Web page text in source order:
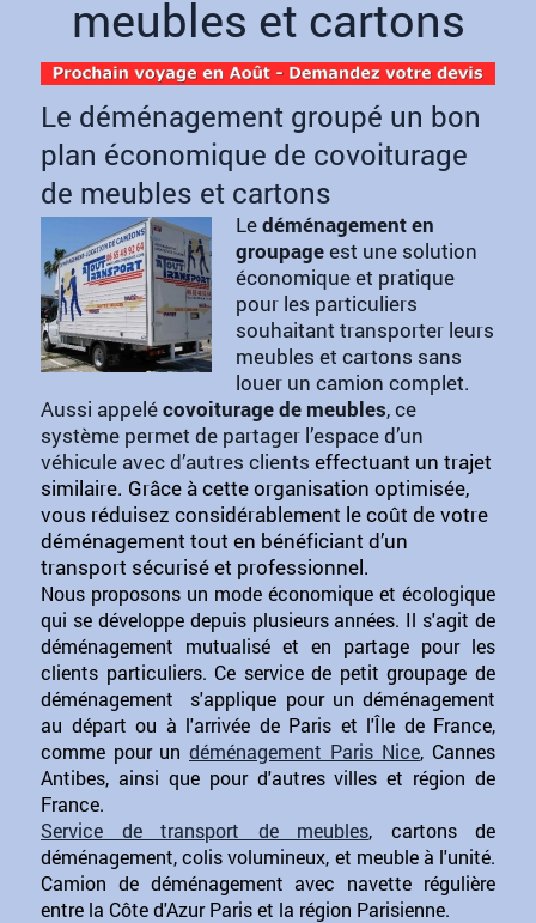
meubles et cartons
Le déménagement groupé un bon
plan économique de covoiturage
de meubles et cartons
Ledéménagement en
groupageest une solution
économique et pratique
pour les particuliers
souhaitant transporter leurs
meubles et cartons sans
louer un camion complet.
Aussi appelécovoiturage de meubles, ce
système permet de partager l’espace d’un
véhicule avec d’autres clients effectuant un trajet
similaire. Grâce à cette organisation optimisée,
vous réduisez considérablement le coût de votre
déménagement tout en bénéficiant d’un
transport sécurisé et professionnel.
Nous proposons un mode économique et écologique
qui se développe depuis plusieurs années. Il s'agit de
déménagement mutualisé et en partage pour les
clients particuliers. Ce service de petit groupage de
déménagement s'applique pour un déménagement
au départ ou à l'arrivée de Paris et l'Île de France,
comme pour un déménagement Paris Nice, Cannes
Antibes, ainsi que pour d'autres villes et région de
France.
Service de transport de meubles, cartons de
déménagement, colis volumineux, et meuble à l'unité.
Camion de déménagement avec navette régulière
entre la Côte d'Azur Paris et la région Parisienne.